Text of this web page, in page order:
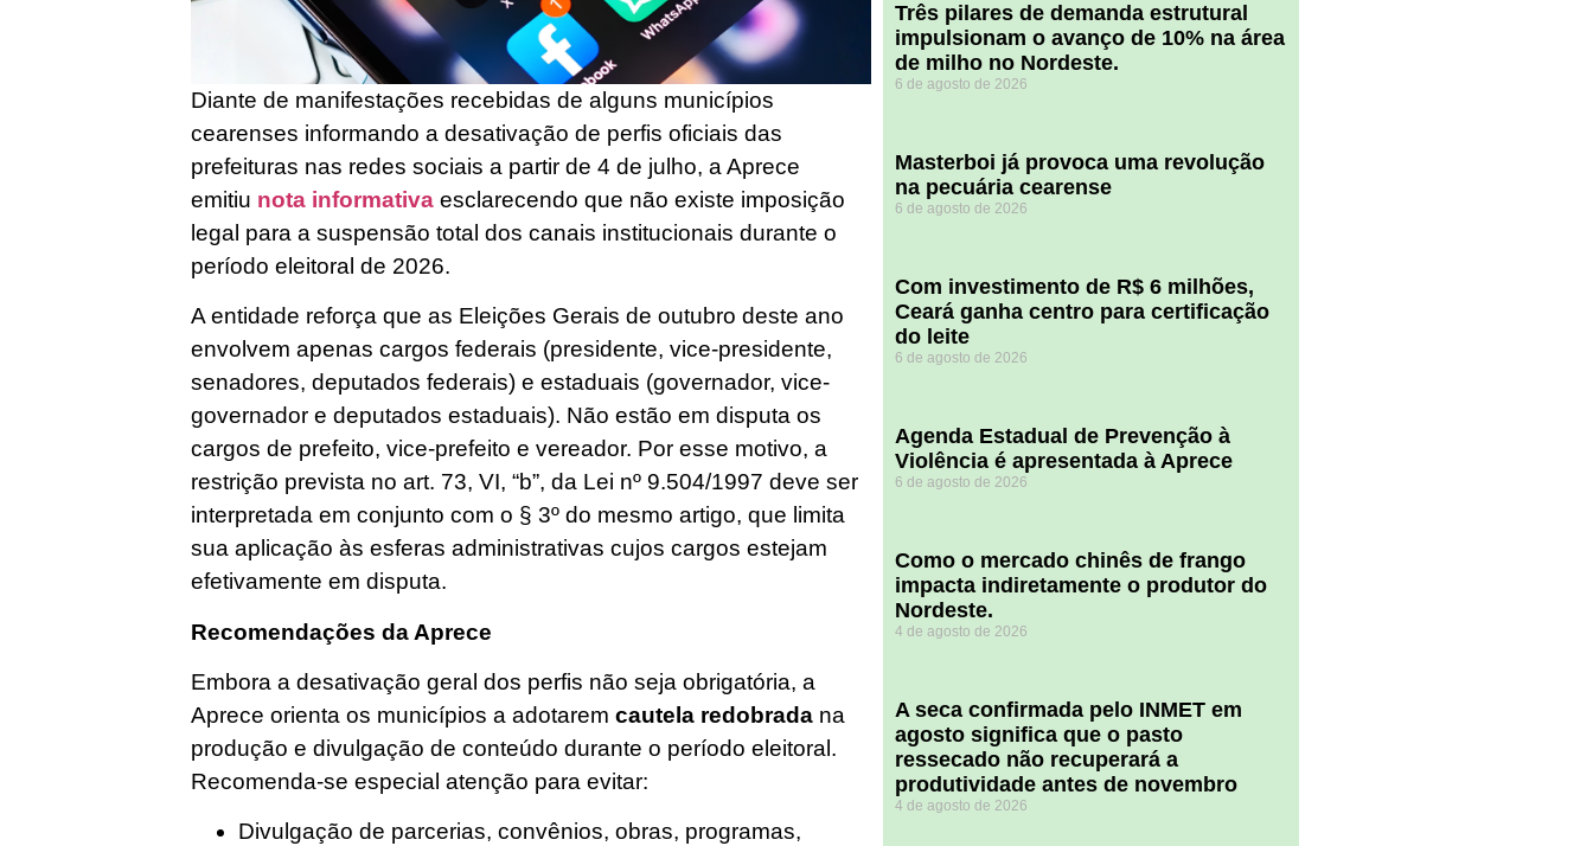
Diante de manifestações recebidas de alguns municípios
cearenses informando a desativação de perfis oficiais das
prefeituras nas redes sociais a partir de 4 de julho, a Aprece
emitiu nota informativa esclarecendo que não existe imposição
legal para a suspensão total dos canais institucionais durante o
período eleitoral de 2026.
A entidade reforça que as Eleições Gerais de outubro deste ano
envolvem apenas cargos federais (presidente, vice-presidente,
senadores, deputados federais) e estaduais (governador, vice-
governador e deputados estaduais). Não estão em disputa os
cargos de prefeito, vice-prefeito e vereador. Por esse motivo, a
restrição prevista no art. 73, VI, “b”, da Lei nº 9.504/1997 deve ser
interpretada em conjunto com o § 3º do mesmo artigo, que limita
sua aplicação às esferas administrativas cujos cargos estejam
efetivamente em disputa.
Recomendações da Aprece
Embora a desativação geral dos perfis não seja obrigatória, a
Aprece orienta os municípios a adotaremcautela redobrada na
produção e divulgação de conteúdo durante o período eleitoral.
Recomenda-se especial atenção para evitar:
Divulgação de parcerias, convênios, obras, programas,
​Três pilares de demanda estrutural
impulsionam o avanço de 10% na área
de milho no Nordeste.
6 de agosto de 2026
Masterboi já provoca uma revolução
na pecuária cearense
6 de agosto de 2026
Com investimento de R$ 6 milhões,
Ceará ganha centro para certificação
do leite
6 de agosto de 2026
Agenda Estadual de Prevenção à
Violência é apresentada à Aprece
6 de agosto de 2026
​Como o mercado chinês de frango
impacta indiretamente o produtor do
Nordeste.
4 de agosto de 2026
A seca confirmada pelo INMET em
agosto significa que o pasto
ressecado não recuperará a
produtividade antes de novembro
4 de agosto de 2026